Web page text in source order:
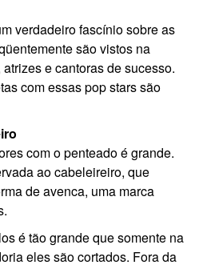
verdadeiro fascínio sobre as
são vistos na
e cantoras de sucesso.
com essas pop stars são
com o penteado é grande.
ao cabeleireiro, que
de avenca, uma marca
é tão grande que somente na
eles são cortados. Fora da